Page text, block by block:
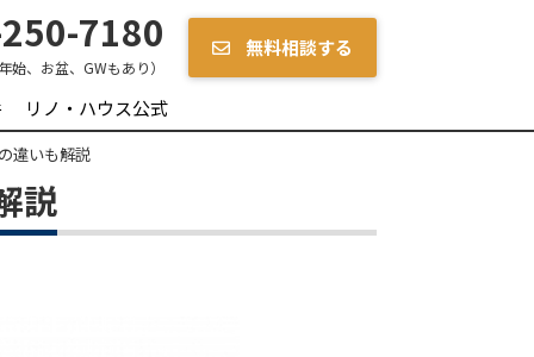
7180
始、お盆、GWもあり）
無料相談する
リノ・ハウス公式
違いも解説
説